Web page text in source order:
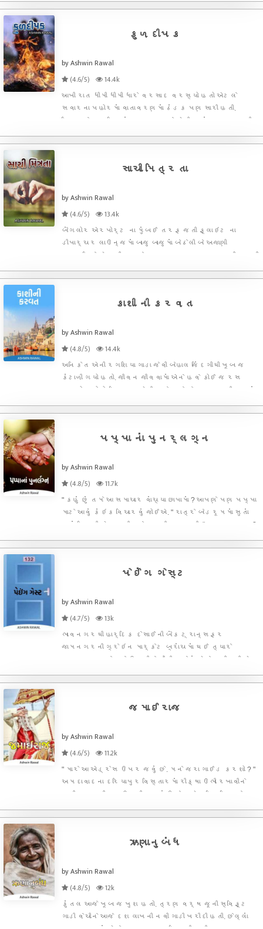
મેડમ. આ બોયઝ હોસ્ટેલ છે. ગર્લ્સને અંદર પ
કુળદીપક
by Ashwin Rawal
(4.6/5)
14.4k
આખી રાત ધીમી ધીમી ધારે વરસાદ વરસ્યો હતો એટલે
સવારના પહોરમાં વાતાવરણમાં ઠંડક પણ સારી હતી.
દિવ્યાબેન ના દિલમાં પણ અત્યારે એવી જ ઠંડક પ્રસરી
આવી ગયો હતો કે કૈવલને એરપોર્ટ જઈને લઈ આવ્યો છું.
સાચી મિત્રતા
by Ashwin Rawal
(4.6/5)
13.4k
બેંગલોર એરપોર્ટ ના મુંબઈ તરફ જતી ફ્લાઇટ ના
ડીપાર્ચર લાઉન્જમાં બાજુ બાજુમાં બેઠેલી બે અજાણી
વ્યક્તિઓ એક બીજા સાથે સમય પસાર કરવા વાતચીત કરી
ગણાત્રાએ બાજુમાં બેઠેલા ભાઈ સાથે વાત શરૂ કરી. એ ભાઈએ
કાશી ની કરવત
by Ashwin Rawal
(4.8/5)
14.4k
અનિકેત એની રગશિયા ગાડા જેવી બેહાલ જિંદગીથી ખૂબ જ
કંટાળી ગયો હતો. જીવન જીવવામાં એને હવે કોઈ જ રસ
રહ્યો નહોતો. કિસ્મત એની સાથે જાણે કે મજાક કરી રહ્યું
જ્યારે આટલાં વર્ષો પછી પણ એ થાંભલાની જેમ ત્યાંનો
પપ્પા નાં પુનર્લગ્ન
by Ashwin Rawal
(4.8/5)
11.7k
" કહું છું તમે આ સમાચાર વાંચ્યા છાપામાં ? આપણે પણ પપ્પા
માટે આવું કંઇક વિચારવું જોઈએ. " રાત્રે બેડરૂમમાં સુતાં
સુતાં નિરાલી એ જયદીપને મનની વાત કરી. " કયા સમાચાર ?
શાંતિથી વાંચતા નથી. મુખ્ય મુખ્ય સમાચાર જ
પેઈંગ ગેસ્ટ
by Ashwin Rawal
(4.7/5)
13k
ભાવનગરથી હાર્દિક દેસાઈની બેંક ટ્રાન્સફર
જામનગરની ગ્રેઇન માર્કેટ બ્રાંચમાં થઈ ત્યારે
જામનગર સ્ટેશને ઉતરીને સૌથી પહેલાં એણે નજીકની એક
દિવસ થઈ જાય તો તત્કાલ રહેવા-જમવાની વ્યવસ્થા
જમાઈરાજ
by Ashwin Rawal
(4.6/5)
11.2k
" મારે આ એડ્રેસ ઉપર જવું છે. મને જરા ગાઈડ કરશો ? "
અમદાવાદના દરિયાપુર વિસ્તારમાં રીક્ષા ઉભી રખાવીને
વાડીગામ ભજીયા હાઉસની બાજુમાં ઊભેલા એક શિક્ષિત દેખાતા
પોળ માં જવું છે ! જુઓ આ સામે દેખાય ન
ઋણાનુબંધ
by Ashwin Rawal
(4.8/5)
12k
કુંતલ આજે ખૂબ જ ખુશ હતો. ત્રણ વર્ષ જૂની સ્વિફ્ટ
ગાડી વેચીને આજે દશ લાખની નવી ગાડી ખરીદી હતી. છેલ્લાં